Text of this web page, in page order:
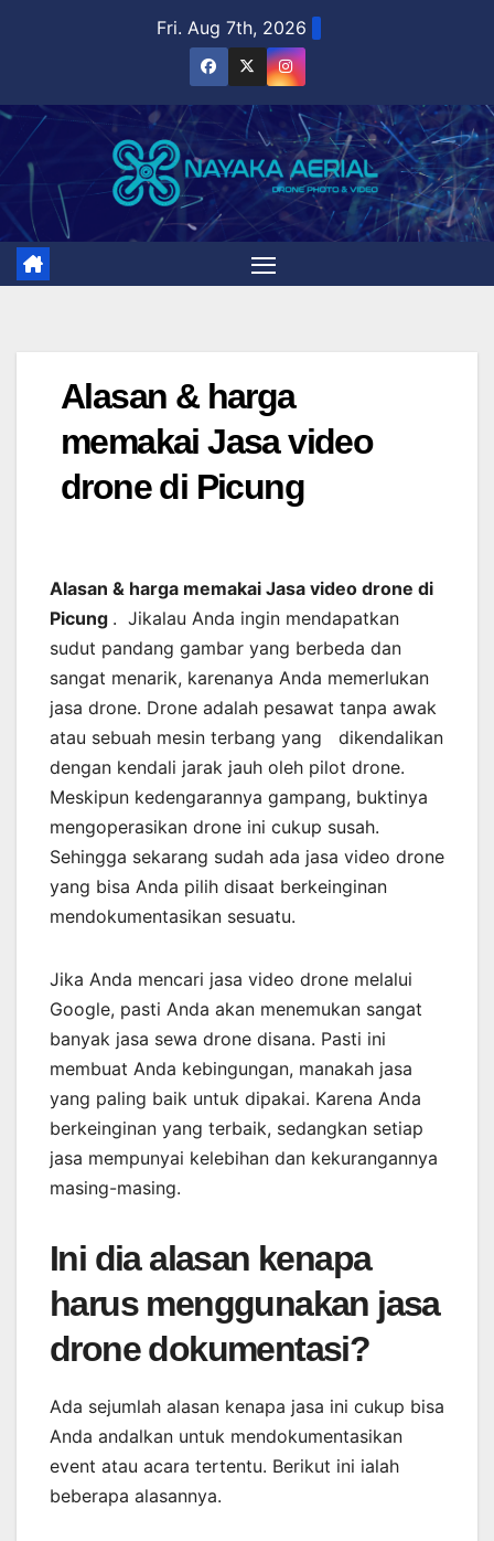
Fri. Aug 7th, 2026
Alasan & harga
memakai Jasa video
drone di Picung
Alasan & harga memakai Jasa video drone di
Picung . Jikalau Anda ingin mendapatkan
sudut pandang gambar yang berbeda dan
sangat menarik, karenanya Anda memerlukan
jasa drone. Drone adalah pesawat tanpa awak
atau sebuah mesin terbang yang dikendalikan
dengan kendali jarak jauh oleh pilot drone.
Meskipun kedengarannya gampang, buktinya
mengoperasikan drone ini cukup susah.
Sehingga sekarang sudah ada jasa video drone
yang bisa Anda pilih disaat berkeinginan
mendokumentasikan sesuatu.
Jika Anda mencari jasa video drone melalui
Google, pasti Anda akan menemukan sangat
banyak jasa sewa drone disana. Pasti ini
membuat Anda kebingungan, manakah jasa
yang paling baik untuk dipakai. Karena Anda
berkeinginan yang terbaik, sedangkan setiap
jasa mempunyai kelebihan dan kekurangannya
masing-masing.
Ini dia alasan kenapa
harus menggunakan jasa
drone dokumentasi?
Ada sejumlah alasan kenapa jasa ini cukup bisa
Anda andalkan untuk mendokumentasikan
event atau acara tertentu. Berikut ini ialah
beberapa alasannya.